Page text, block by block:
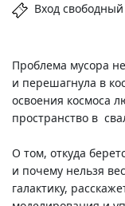
Вход свободный
Проблема мусора
и перешагнула в
освоения космоса
пространство в
О том, откуда
и почему нельзя
галактику,